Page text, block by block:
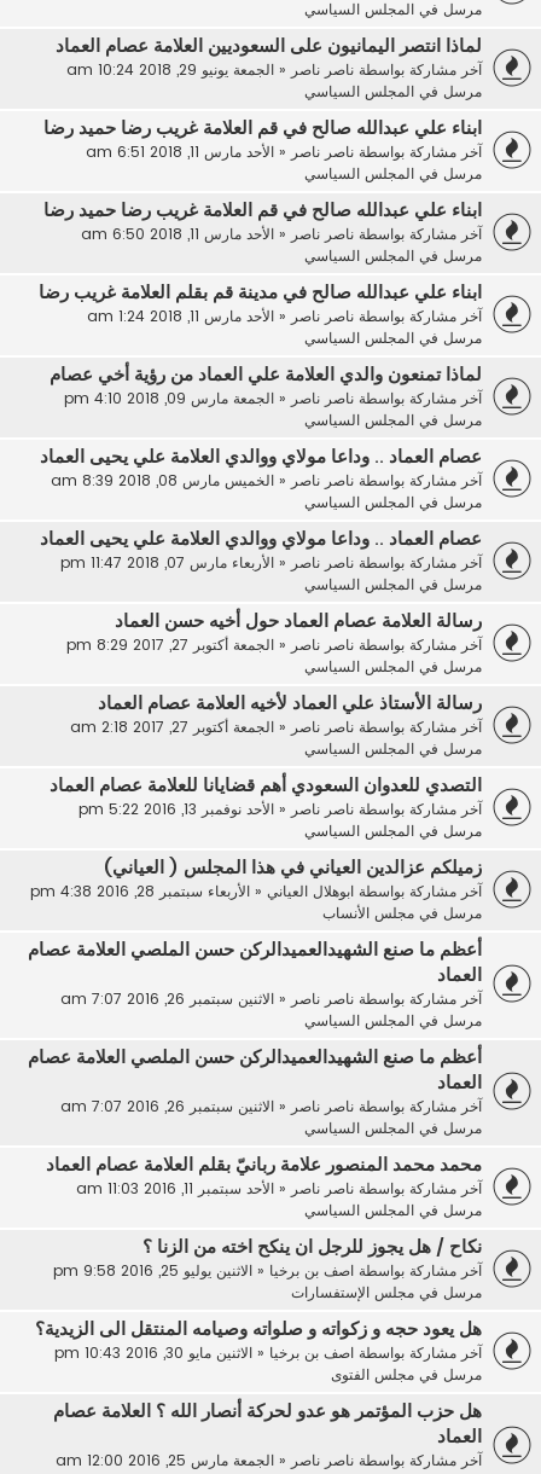
مرسل في المجلس السياسي
لماذا انتصر اليمانيون على السعوديين العلامة عصام العماد
آخر مشاركة بواسطة ناصر ناصر« الجمعة يونيو 29, 2018 10:24 am
مرسل في المجلس السياسي
ابناء علي عبدالله صالح في قم العلامة غريب رضا حميد رضا
آخر مشاركة بواسطة ناصر ناصر« الأحد مارس 11, 2018 6:51 am
مرسل في المجلس السياسي
ابناء علي عبدالله صالح في قم العلامة غريب رضا حميد رضا
آخر مشاركة بواسطة ناصر ناصر« الأحد مارس 11, 2018 6:50 am
مرسل في المجلس السياسي
ابناء علي عبدالله صالح في مدينة قم بقلم العلامة غريب رضا
آخر مشاركة بواسطة ناصر ناصر« الأحد مارس 11, 2018 1:24 am
مرسل في المجلس السياسي
لماذا تمنعون والدي العلامة علي العماد من رؤية أخي عصام
آخر مشاركة بواسطة ناصر ناصر« الجمعة مارس 09, 2018 4:10 pm
مرسل في المجلس السياسي
عصام العماد .. وداعا مولاي ووالدي العلامة علي يحيى العماد
آخر مشاركة بواسطة ناصر ناصر« الخميس مارس 08, 2018 8:39 am
مرسل في المجلس السياسي
عصام العماد .. وداعا مولاي ووالدي العلامة علي يحيى العماد
آخر مشاركة بواسطة ناصر ناصر« الأربعاء مارس 07, 2018 11:47 pm
مرسل في المجلس السياسي
رسالة العلامة عصام العماد حول أخيه حسن العماد
آخر مشاركة بواسطة ناصر ناصر« الجمعة أكتوبر 27, 2017 8:29 pm
مرسل في المجلس السياسي
رسالة الأستاذ علي العماد لأخيه العلامة عصام العماد
آخر مشاركة بواسطة ناصر ناصر« الجمعة أكتوبر 27, 2017 2:18 am
مرسل في المجلس السياسي
التصدي للعدوان السعودي أهم قضايانا للعلامة عصام العماد
آخر مشاركة بواسطة ناصر ناصر« الأحد نوفمبر 13, 2016 5:22 pm
مرسل في المجلس السياسي
زميلكم عزالدين العياني في هذا المجلس ( العياني)
آخر مشاركة بواسطة ابوهلال العياني« الأربعاء سبتمبر 28, 2016 4:38 pm
مرسل في مجلس الأنساب
أعظم ما صنع الشهيدالعميدالركن حسن الملصي العلامة عصام
العماد
آخر مشاركة بواسطة ناصر ناصر« الاثنين سبتمبر 26, 2016 7:07 am
مرسل في المجلس السياسي
أعظم ما صنع الشهيدالعميدالركن حسن الملصي العلامة عصام
العماد
آخر مشاركة بواسطة ناصر ناصر« الاثنين سبتمبر 26, 2016 7:07 am
مرسل في المجلس السياسي
محمد محمد المنصور علامة ربانيّ بقلم العلامة عصام العماد
آخر مشاركة بواسطة ناصر ناصر« الأحد سبتمبر 11, 2016 11:03 am
مرسل في المجلس السياسي
نكاح / هل يجوز للرجل ان ينكح اخته من الزنا ؟
آخر مشاركة بواسطة اصف بن برخيا« الاثنين يوليو 25, 2016 9:58 pm
مرسل في مجلس الإستفسارات
هل يعود حجه و زكواته و صلواته وصيامه المنتقل الى الزيدية؟
آخر مشاركة بواسطة اصف بن برخيا« الاثنين مايو 30, 2016 10:43 pm
مرسل في مجلس الفتوى
هل حزب المؤتمر هو عدو لحركة أنصار الله ؟ العلامة عصام
العماد
آخر مشاركة بواسطة ناصر ناصر« الجمعة مارس 25, 2016 12:00 am